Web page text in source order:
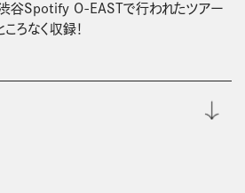
谷Spotify O-EASTで行われたツアー
ろなく収録！